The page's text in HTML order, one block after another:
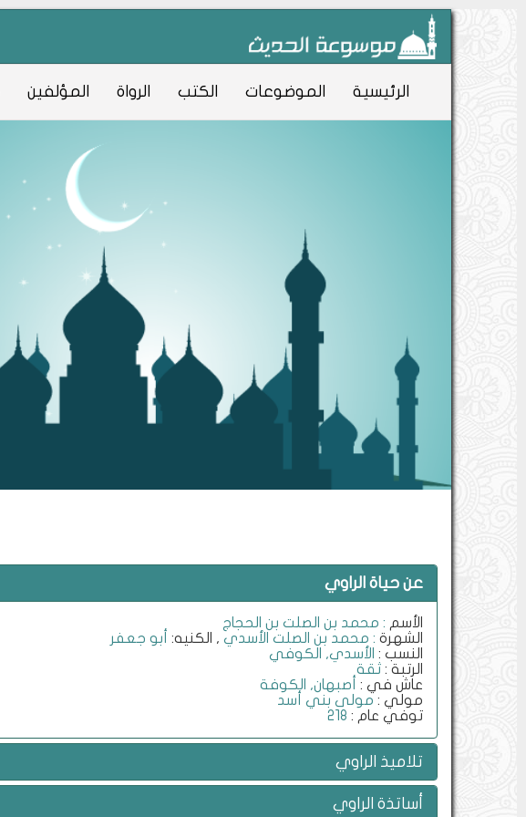
الرئيسية الموضوعات الكتب الرواة المؤلفين
عن حياة الراوي
الأسم : محمد بن الصلت بن الحجاج
الشهرة : محمد بن الصلت الأسدي , الكنيه:
أبو جعفر
النسب : الأسدي, الكوفي
الرتبة : ثقة
عاش في :
أصبهان, الكوفة
مولي : مولى بني أسد
توفي عام : 218
تلاميذ الراوي
أساتذة الراوي